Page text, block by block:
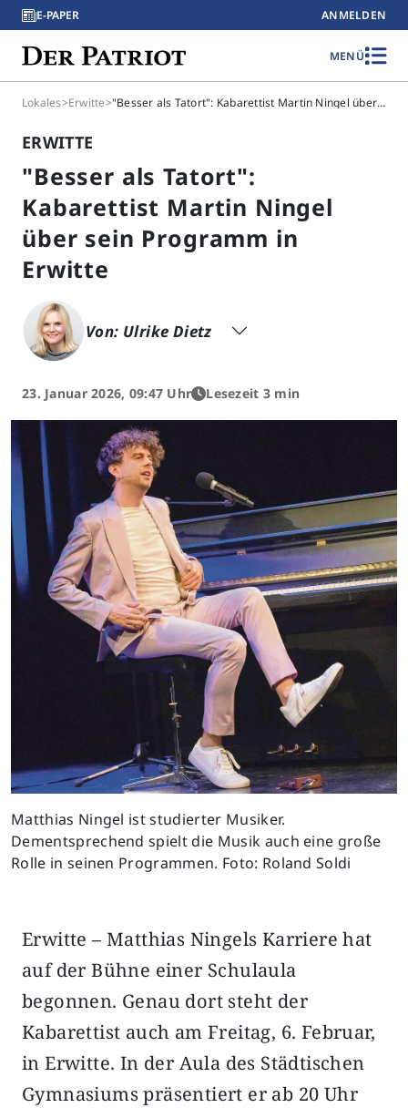
E-PAPER ANMELDEN
MENÜ
Lokales>Erwitte> "Besser als Tatort": Kabarettist Martin Ningel über sein Programm in Erwitte
ERWITTE
"Besser als Tatort":
Kabarettist Martin Ningel
über sein Programm in
Erwitte
Von: Ulrike Dietz
23. Januar 2026, 09:47 Uhr Lesezeit 3 min
Matthias Ningel ist studierter Musiker.
Dementsprechend spielt die Musik auch eine große
Rolle in seinen Programmen. Foto: Roland Soldi
Erwitte – Matthias Ningels Karriere hat
auf der Bühne einer Schulaula
begonnen. Genau dort steht der
Kabarettist auch am Freitag, 6. Februar,
in Erwitte. In der Aula des Städtischen
Gymnasiums präsentiert er ab 20 Uhr